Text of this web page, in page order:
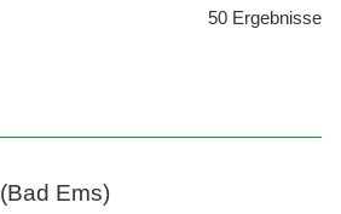
50 Ergebnisse
(Bad Ems)